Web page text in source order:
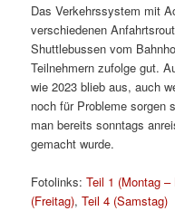
Das Verkehrssystem mit
verschiedenen
Shuttlebussen vom
Teilnehmern zufolge gut.
wie 2023 blieb aus, auch
noch für Probleme sorgen
man bereits sonntags
gemacht wurde.
Fotolinks:Teil 1 (Montag
(Freitag),Teil 4 (Samstag)